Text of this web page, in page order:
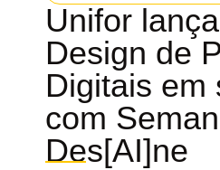
Unifor
Design de
Digitais em
com
Des[AI]ne